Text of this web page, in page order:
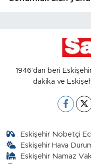
1946’dan beri
dakika ve
Eskişehir Nöbetçi
Eskişehir Hava
Eskişehir Namaz